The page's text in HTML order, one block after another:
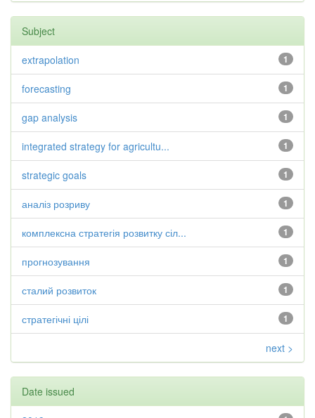
Subject
1
extrapolation
1
forecasting
1
gap analysis
1
integrated strategy for agricultu...
1
strategic goals
1
аналіз розриву
1
комплексна стратегія розвитку сіл...
1
прогнозування
1
сталий розвиток
1
стратегічні цілі
next >
Date issued